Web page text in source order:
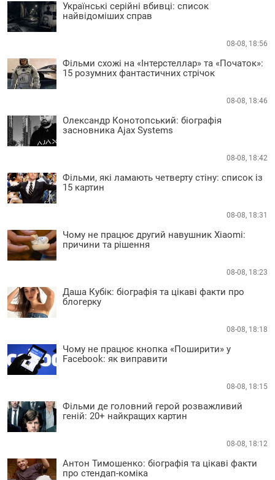
Українські серійні вбивці: список
найвідоміших справ
08-08, 18:56
Фільми схожі на «Інтерстеллар» та «Початок»:
15 розумних фантастичних стрічок
08-08, 18:46
Олександр Конотопський: біографія
засновника Ajax Systems
08-08, 18:42
Фільми, які ламають четверту стіну: список із
15 картин
08-08, 18:31
Чому не працює другий навушник Xiaomi:
причини та рішення
08-08, 18:23
Даша Кубік: біографія та цікаві факти про
блогерку
08-08, 18:18
Чому не працює кнопка «Поширити» у
Facebook: як виправити
08-08, 18:15
Фільми де головний герой розважливий
геній: 20+ найкращих картин
08-08, 18:12
Антон Тимошенко: біографія та цікаві факти
про стендап-коміка